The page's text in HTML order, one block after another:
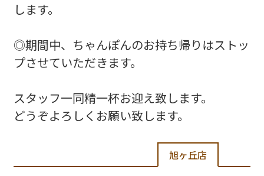
します。
◎期間中、ちゃんぽんのお持ち帰りはストッ
プさせていただきます。
スタッフ一同精一杯お迎え致します。
どうぞよろしくお願い致します。
旭ヶ丘店